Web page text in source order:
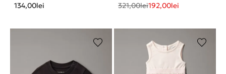
134,00lei
321,00lei192,00lei